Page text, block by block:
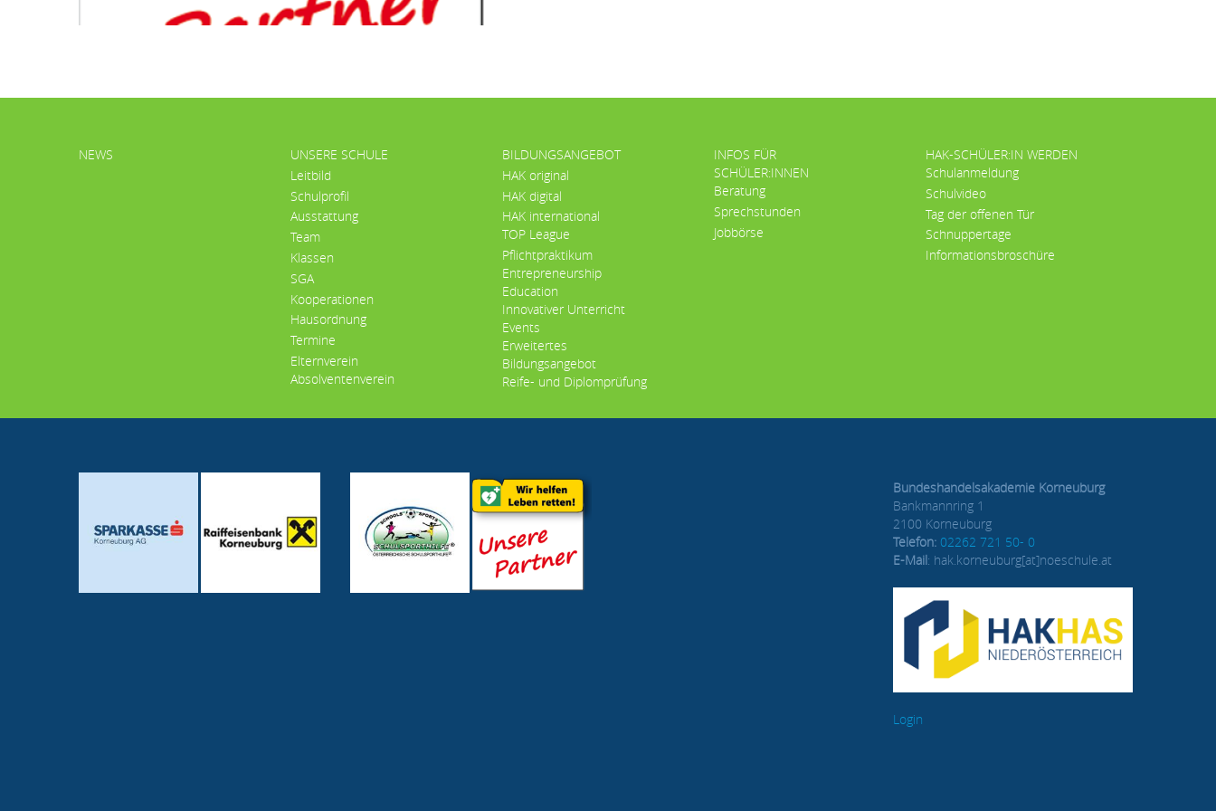
HAUPTMENÜ
NEWS
UNSERE SCHULE
Leitbild
Schulprofil
Ausstattung
Team
Klassen
SGA
Kooperationen
Hausordnung
Termine
Elternverein
Absolventenverein
BILDUNGSANGEBOT
HAK original
HAK digital
HAK international
TOP League
Pflichtpraktikum
Entrepreneurship
Education
Innovativer Unterricht
Events
Erweitertes
Bildungsangebot
Reife- und Diplomprüfung
INFOS FÜR
SCHÜLER:INNEN
Beratung
Sprechstunden
Jobbörse
HAK-SCHÜLER:IN WERDEN
Schulanmeldung
Schulvideo
Tag der offenen Tür
Schnuppertage
Informationsbroschüre
Bundeshandelsakademie Korneuburg
Bankmannring 1
2100 Korneuburg
Telefon: 02262 721 50- 0
E-Mail: hak.korneuburg[at]noeschule.at
Login